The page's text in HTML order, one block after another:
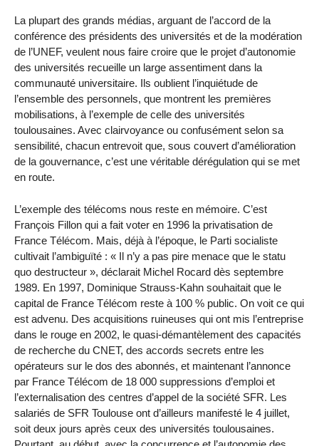
La plupart des grands médias, arguant de l’accord de la
conférence des présidents des universités et de la modération
de l’UNEF, veulent nous faire croire que le projet d’autonomie
des universités recueille un large assentiment dans la
communauté universitaire. Ils oublient l’inquiétude de
l’ensemble des personnels, que montrent les premières
mobilisations, à l’exemple de celle des universités
toulousaines. Avec clairvoyance ou confusément selon sa
sensibilité, chacun entrevoit que, sous couvert d’amélioration
de la gouvernance, c’est une véritable dérégulation qui se met
en route.
L’exemple des télécoms nous reste en mémoire. C’est
François Fillon qui a fait voter en 1996 la privatisation de
France Télécom. Mais, déjà à l’époque, le Parti socialiste
cultivait l’ambiguïté : « Il n’y a pas pire menace que le statu
quo destructeur », déclarait Michel Rocard dès septembre
1989. En 1997, Dominique Strauss-Kahn souhaitait que le
capital de France Télécom reste à 100 % public. On voit ce qui
est advenu. Des acquisitions ruineuses qui ont mis l’entreprise
dans le rouge en 2002, le quasi-démantèlement des capacités
de recherche du CNET, des accords secrets entre les
opérateurs sur le dos des abonnés, et maintenant l’annonce
par France Télécom de 18 000 suppressions d’emploi et
l’externalisation des centres d’appel de la société SFR. Les
salariés de SFR Toulouse ont d’ailleurs manifesté le 4 juillet,
soit deux jours après ceux des universités toulousaines.